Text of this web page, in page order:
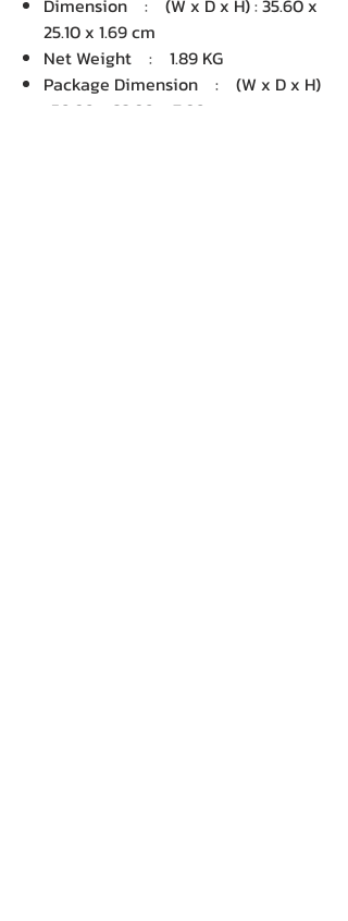
Dimension : (W x D x H) : 35.60 x
25.10 x 1.69 cm
Net Weight : 1.89 KG
Package Dimension : (W x D x H)
: 50.80 x 32.80 x 7.80 cm